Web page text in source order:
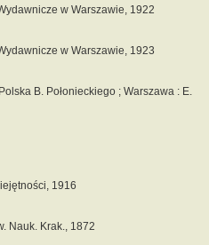
w Warszawie, 1922
w Warszawie, 1923
B. Połonieckiego ; Warszawa : E.
1916
Nauk. Krak., 1872